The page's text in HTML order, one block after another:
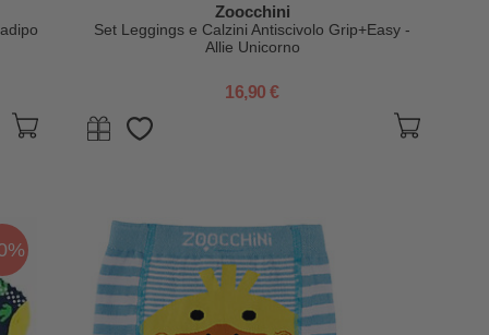
Zoocchini
Set Leggings e Calzini Antiscivolo Grip+Easy -
Allie Unicorno
16,90 €